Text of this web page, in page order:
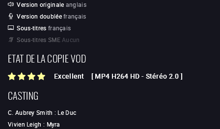
Version originale anglais
Version doublée français
Sous-titres français
Sous-titres SME Aucun
ETAT DE LA COPIE VOD
Excellent [ MP4 H264 HD - Stéréo 2.0 ]
CASTING
C. Aubrey Smith : Le Duc
Vivien Leigh : Myra